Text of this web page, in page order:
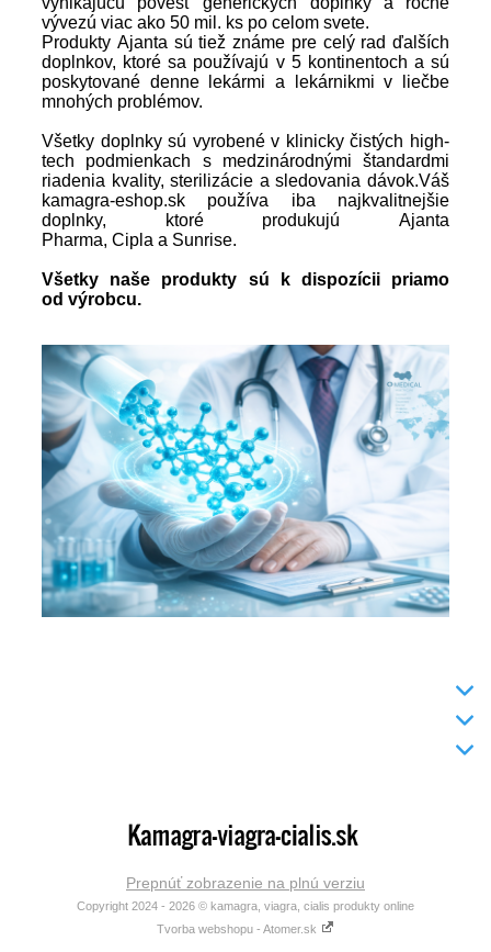
vývezú viac ako 50 mil. ks po celom svete.
Produkty Ajanta sú tiež známe pre celý rad ďalších
doplnkov, ktoré sa používajú v 5 kontinentoch a sú
poskytované denne lekármi a lekárnikmi v liečbe
mnohých problémov.
Všetky doplnky sú vyrobené v klinicky čistých high-
tech podmienkach s medzinárodnými štandardmi
riadenia kvality, sterilizácie a sledovania dávok.Váš
kamagra-eshop.sk používa iba najkvalitnejšie
doplnky, ktoré produkujú Ajanta
Pharma, Cipla a Sunrise.
Všetky naše produkty sú k dispozícii priamo
od výrobcu.
Prepnúť zobrazenie na plnú verziu
Copyright 2024 - 2026 © kamagra, viagra, cialis produkty online
Tvorba webshopu - Atomer.sk